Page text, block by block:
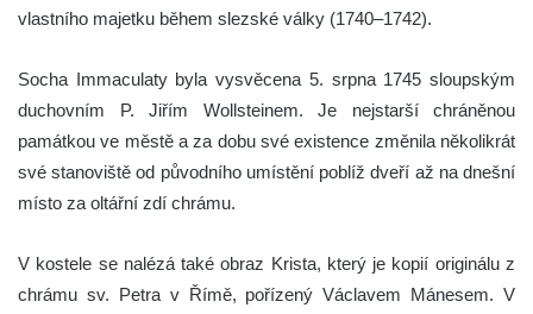
vlastního majetku během slezské války (1740–1742).
Socha Immaculaty byla vysvěcena 5. srpna 1745 sloupským
duchovním P. Jiřím Wollsteinem. Je nejstarší chráněnou
památkou ve městě a za dobu své existence změnila několikrát
své stanoviště od původního umístění poblíž dveří až na dnešní
místo za oltářní zdí chrámu.
V kostele se nalézá také obraz Krista, který je kopií originálu z
chrámu sv. Petra v Římě, pořízený Václavem Mánesem. V